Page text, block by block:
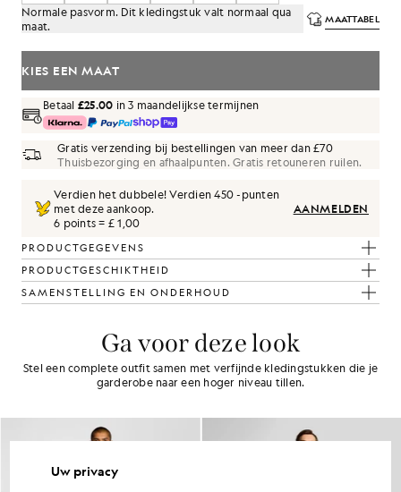
Normale pasvorm. Dit kledingstuk valt normaal qua
maat.
MAATTABEL
KIES EEN MAAT
Betaal £25.00 in 3 maandelijkse termijnen
Gratis verzending bij bestellingen van meer dan £70
Thuisbezorging en afhaalpunten. Gratis retouneren ruilen.
Verdien het dubbele! Verdien450-punten
met deze aankoop.
6 points = £ 1,00
AANMELDEN
PRODUCTGEGEVENS
PRODUCTGESCHIKTHEID
SAMENSTELLING EN ONDERHOUD
Ga voor deze look
Stel een complete outfit samen met verfijnde kledingstukken die je
garderobe naar een hoger niveau tillen.
Uw privacy